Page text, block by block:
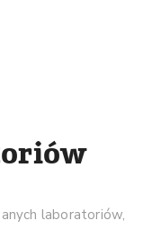
laboratoriów,